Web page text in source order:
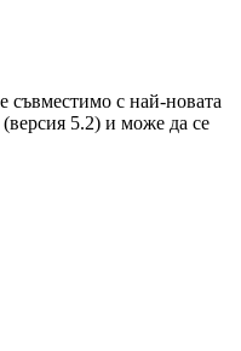
съвместимо с най-новата
5.2) и може да се